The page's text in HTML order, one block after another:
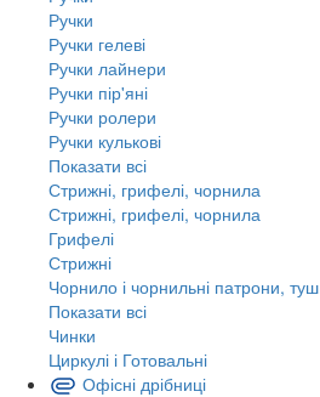
Ручки
Ручки гелеві
Ручки лайнери
Ручки пір'яні
Ручки ролери
Ручки кулькові
Показати всі
Стрижні, грифелі, чорнила
Стрижні, грифелі, чорнила
Грифелі
Стрижні
Чорнило і чорнильні патрони, туш
Показати всі
Чинки
Циркулі і Готовальні
Офісні дрібниці